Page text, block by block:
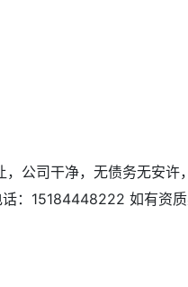
公司干净，无债务无安许
：15184448222 如有资